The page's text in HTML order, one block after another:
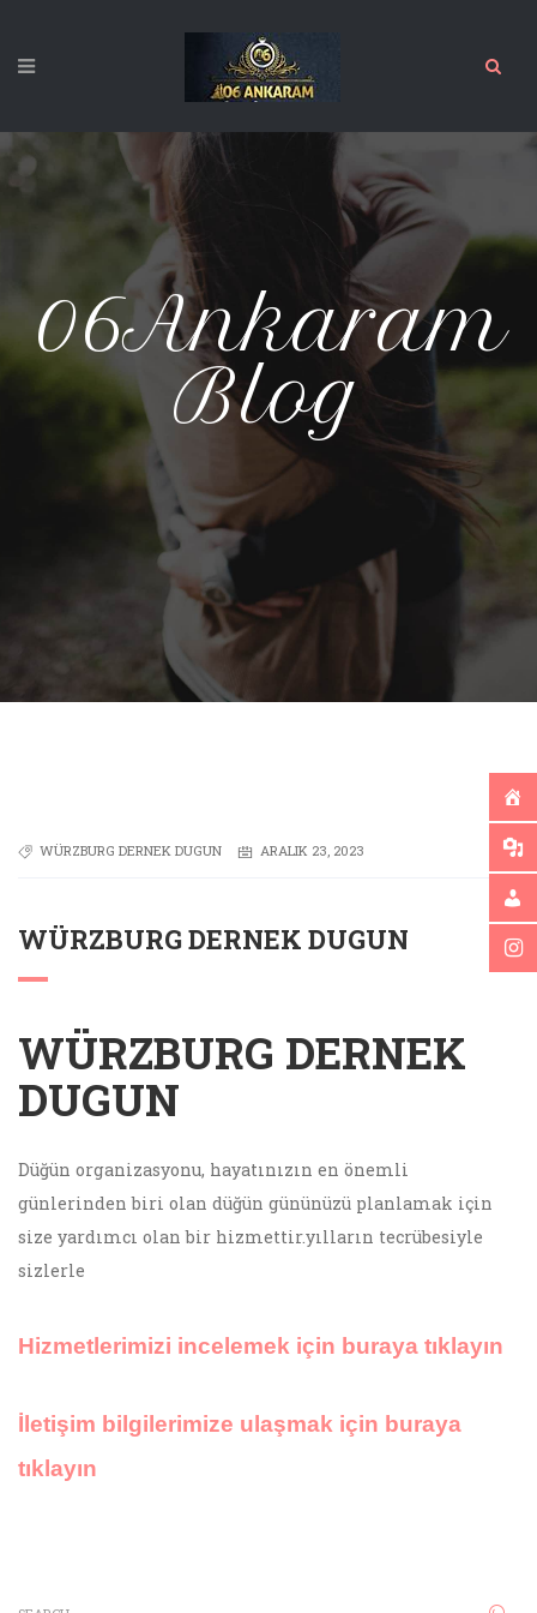
06Ankaram
Blog
WÜRZBURG DERNEK DUGUN ARALIK 23, 2023
WÜRZBURG DERNEK DUGUN
WÜRZBURG DERNEK
DUGUN
Düğün organizasyonu, hayatınızın en önemli
günlerinden biri olan düğün gününüzü planlamak için
size yardımcı olan bir hizmettir.yılların tecrübesiyle
sizlerle
Hizmetlerimizi incelemek için buraya tıklayın
İletişim bilgilerimize ulaşmak için buraya
tıklayın